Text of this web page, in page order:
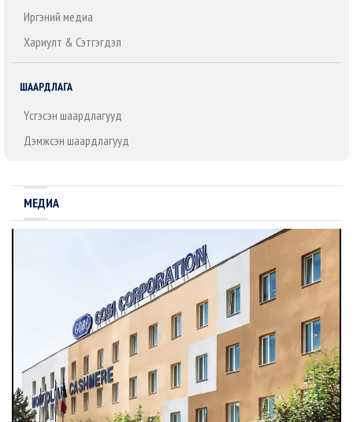
Иргэний медиа
Хариулт & Сэтгэгдэл
ШААРДЛАГА
Үүсгэсэн шаардлагууд
Дэмжсэн шаардлагууд
МЕДИА